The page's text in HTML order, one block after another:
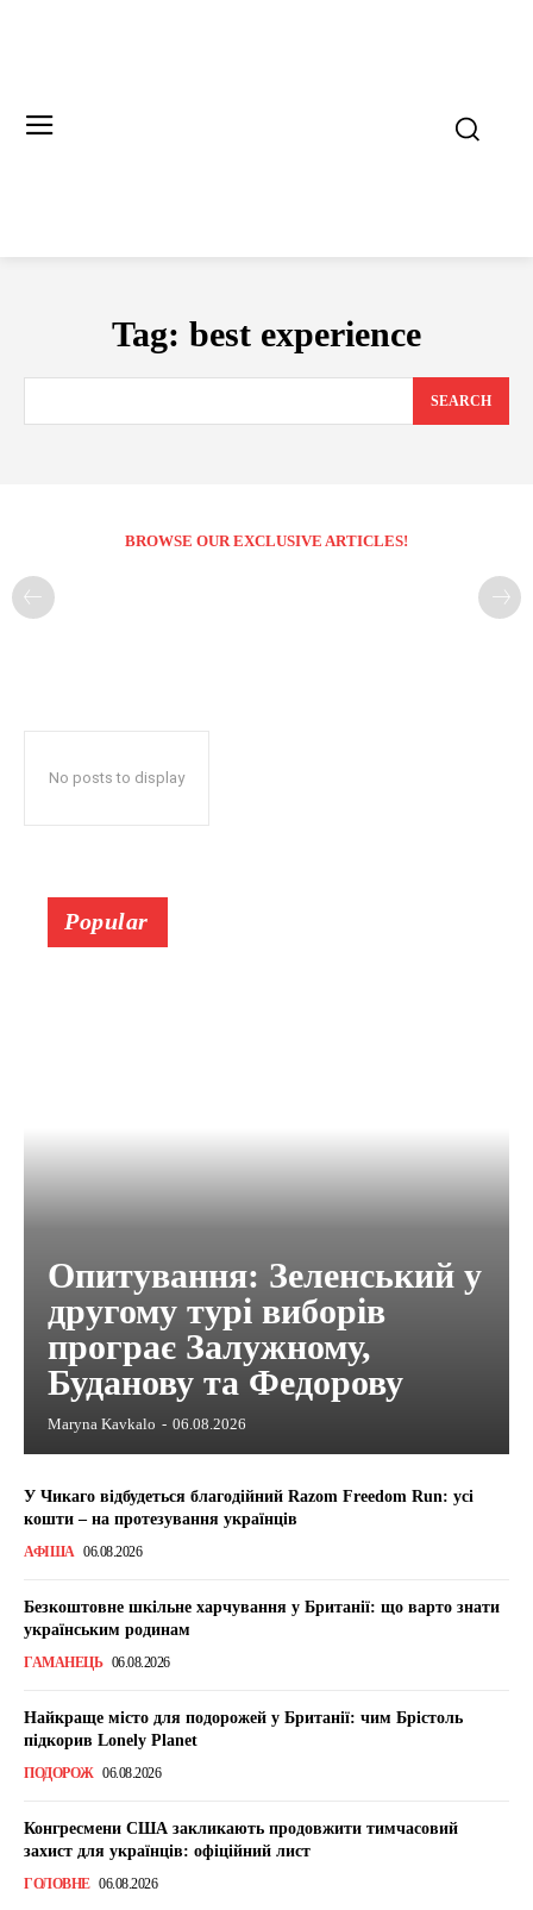
Tag: best experience
SEARCH
BROWSE OUR EXCLUSIVE ARTICLES!
No posts to display
Popular
Опитування: Зеленський у
другому турі виборів
програє Залужному,
Буданову та Федорову
Maryna Kavkalo - 06.08.2026
У Чикаго відбудеться благодійний Razom Freedom Run: усі
кошти – на протезування українців
АФІША 06.08.2026
Безкоштовне шкільне харчування у Британії: що варто знати
українським родинам
ГАМАНЕЦЬ 06.08.2026
Найкраще місто для подорожей у Британії: чим Брістоль
підкорив Lonely Planet
ПОДОРОЖ 06.08.2026
Конгресмени США закликають продовжити тимчасовий
захист для українців: офіційний лист
ГОЛОВНЕ 06.08.2026